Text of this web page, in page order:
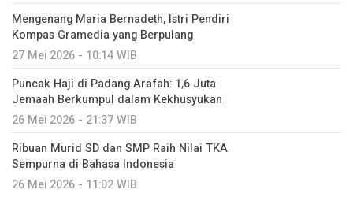
Mengenang Maria Bernadeth, Istri Pendiri
Kompas Gramedia yang Berpulang
27 Mei 2026 - 10:14 WIB
Puncak Haji di Padang Arafah: 1,6 Juta
Jemaah Berkumpul dalam Kekhusyukan
26 Mei 2026 - 21:37 WIB
Ribuan Murid SD dan SMP Raih Nilai TKA
Sempurna di Bahasa Indonesia
26 Mei 2026 - 11:02 WIB